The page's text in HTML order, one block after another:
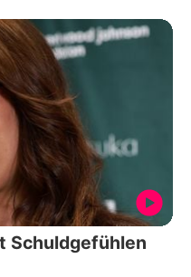
Schuldgefühlen